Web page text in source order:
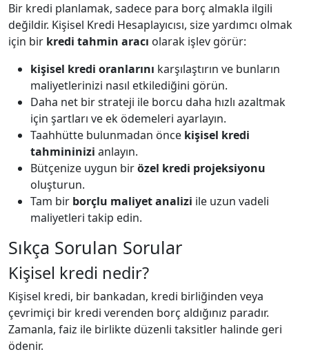
Bir kredi planlamak, sadece para borç almakla ilgili
değildir. Kişisel Kredi Hesaplayıcısı, size yardımcı olmak
için bir kredi tahmin aracı olarak işlev görür:
kişisel kredi oranlarını karşılaştırın ve bunların
maliyetlerinizi nasıl etkilediğini görün.
Daha net bir strateji ile borcu daha hızlı azaltmak
için şartları ve ek ödemeleri ayarlayın.
Taahhütte bulunmadan önce kişisel kredi
tahmininizi anlayın.
Bütçenize uygun birözel kredi projeksiyonu
oluşturun.
Tam bir borçlu maliyet analizi ile uzun vadeli
maliyetleri takip edin.
Sıkça Sorulan Sorular
Kişisel kredi nedir?
Kişisel kredi, bir bankadan, kredi birliğinden veya
çevrimiçi bir kredi verenden borç aldığınız paradır.
Zamanla, faiz ile birlikte düzenli taksitler halinde geri
ödenir.